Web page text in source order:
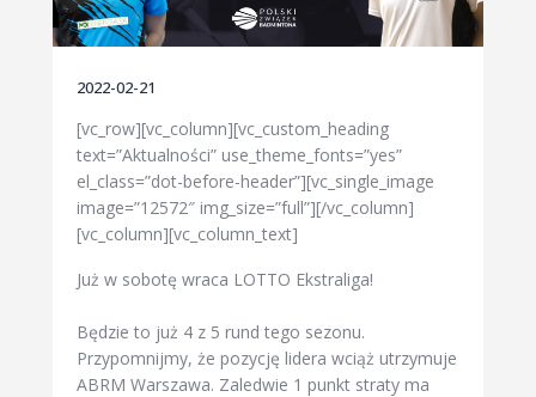
2022-02-21
[vc_row][vc_column][vc_custom_heading
text=”Aktualności” use_theme_fonts=”yes”
el_class=”dot-before-header”][vc_single_image
image=”12572″ img_size=”full”][/vc_column]
[vc_column][vc_column_text]
Już w sobotę wraca LOTTO Ekstraliga!
Będzie to już 4 z 5 rund tego sezonu.
Przypomnijmy, że pozycję lidera wciąż utrzymuje
ABRM Warszawa. Zaledwie 1 punkt straty ma